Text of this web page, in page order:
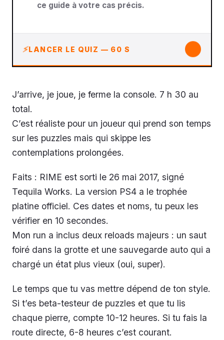
ce guide à votre cas précis.
LANCER LE QUIZ — 60 S
J’arrive, je joue, je ferme la console. 7 h 30 au
total.
C’est réaliste pour un joueur qui prend son temps
sur les puzzles mais qui skippe les
contemplations prolongées.
Faits : RIME est sorti le 26 mai 2017, signé
Tequila Works. La version PS4 a le trophée
platine officiel. Ces dates et noms, tu peux les
vérifier en 10 secondes.
Mon run a inclus deux reloads majeurs : un saut
foiré dans la grotte et une sauvegarde auto qui a
chargé un état plus vieux (oui, super).
Le temps que tu vas mettre dépend de ton style.
Si t’es beta-testeur de puzzles et que tu lis
chaque pierre, compte 10-12 heures. Si tu fais la
route directe, 6-8 heures c’est courant.